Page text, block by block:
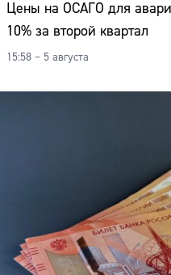
Цены на ОСАГО для
10% за второй квартал
15:58 – 5 августа